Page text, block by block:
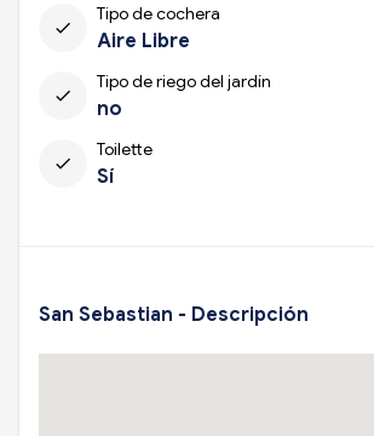
check
Tipo de cochera
Aire Libre
check
Tipo de riego del jardín
no
check
Toilette
Sí
San Sebastian - Descripción